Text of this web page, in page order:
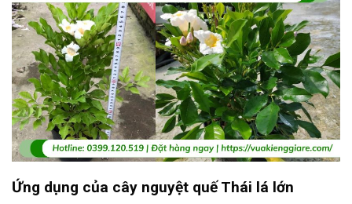
Ứng dụng của cây nguyệt quế Thái lá lớn